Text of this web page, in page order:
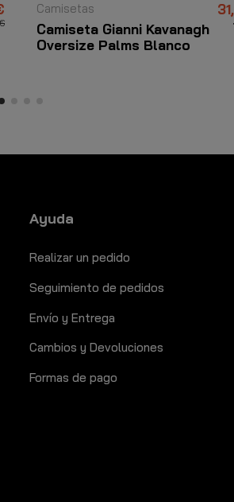
Camisetas
Camiseta Gianni Kavanagh
Oversize Palms Blanco
Ayuda
Realizar un pedido
Seguimiento de pedidos
Envío y Entrega
Cambios y Devoluciones
Formas de pago